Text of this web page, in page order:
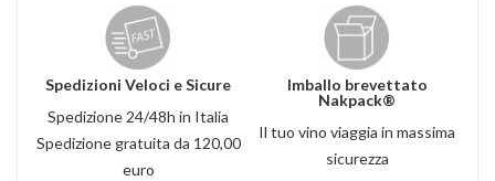
Spedizioni Veloci e Sicure
Spedizione 24/48h in Italia
Spedizione gratuita da 120,00
euro
Imballo brevettato
Nakpack®
Il tuo vino viaggia in massima
sicurezza